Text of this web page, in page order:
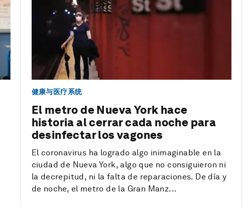
健康与医疗系统
El metro de Nueva York hace
historia al cerrar cada noche para
desinfectar los vagones
El coronavirus ha logrado algo inimaginable en la
ciudad de Nueva York, algo que no consiguieron ni
la decrepitud, ni la falta de reparaciones. De día y
de noche, el metro de la Gran Manz...